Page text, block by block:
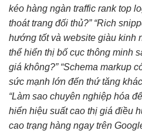
kéo hàng ngàn traffic rank top
thoát trang đối thủ?” “Rich
hướng tốtvà website giàu kinh
thể hiển thị bố cục thông minh
giá không?” “Schema markup
sức mạnh lớn đến thứtăng
“Làm sao chuyên nghiệp hóa
hiển hiệu suất cao thị giá điều
cao trạng hàng ngay trên